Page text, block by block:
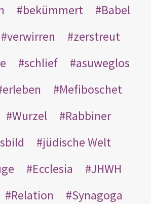
bekümmert
Babel
verwirren
zerstreut
schlief
asuweglos
erleben
Mefiboschet
Wurzel
Rabbiner
jüdische Welt
Ecclesia
JHWH
Relation
Synagoga